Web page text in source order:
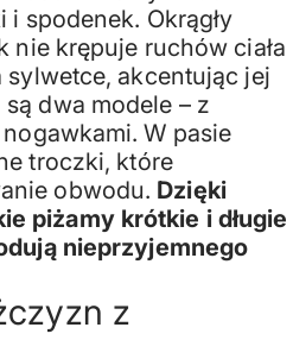
i spodenek. Okrągły
nie krępuje ruchów ciała
sylwetce, akcentując jej
dwa modele – z
W pasie
troczki, które
obwodu. Dzięki
piżamy krótkie i długie
nieprzyjemnego
z